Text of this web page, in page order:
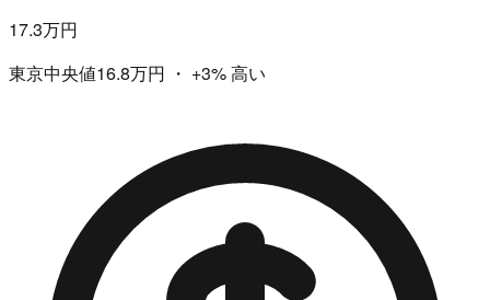
17.3万円
東京中央値16.8万円 ・ +3%高い